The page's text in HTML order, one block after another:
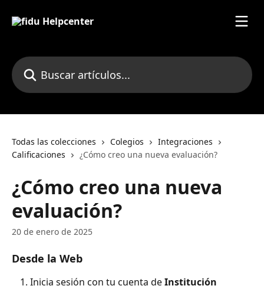
Buscar artículos...
Todas las colecciones Colegios
Integraciones
Calificaciones
¿Cómo creo una nueva evaluación?
¿Cómo creo una nueva
evaluación?
20 de enero de 2025
Desde la Web
Inicia sesión con tu cuenta de Institución